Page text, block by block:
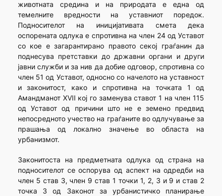
животната средина и на природата е една од
темелните вредности на уставниот поредок.
Подносителот на иницијативата смета дека
оспорената одлука е спротивнa на член 24 од Уставот
со кое е загарантирано правото секој граѓанин да
поднесува претставки до државни органи и други
јавни служби и за нив да добие одговор, спротивна со
член 51 од Уставот, односно со начелото на уставност
и законитост, како и спротивна на точката 1 од
Амандманот XVII кој го заменува ставот 1 на член 115
од Уставот од причини што не е земено предвид
непосредното учество на граѓаните во одлучување за
прашања од локално значење во областа на
урбанизмот.
Законитоста на предметната одлука од страна на
подносителот се оспорува од аспект на одредби на
член 5 став 3, член 9 став 1 точки 1, 2, 3 и 9 и став 2
точка 3 од Законот за урбанистичко планирање